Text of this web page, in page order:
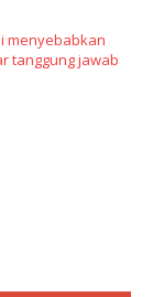
menyebabkan
tanggung jawab